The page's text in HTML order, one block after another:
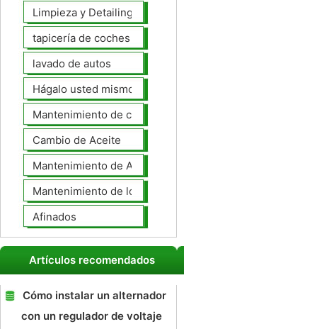
Limpieza y Detailing
tapicería de coches
lavado de autos
Hágalo usted mismo Mantenimiento de Automotores
Mantenimiento de coches General
Cambio de Aceite
Mantenimiento de Automotores Profesional
Mantenimiento de los neumáticos
Afinados
Artículos recomendados
Cómo instalar un alternador
con un regulador de voltaje